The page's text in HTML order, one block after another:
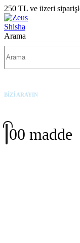
250 TL ve üzeri
Arama
BİZİ ARAYIN
00 madde